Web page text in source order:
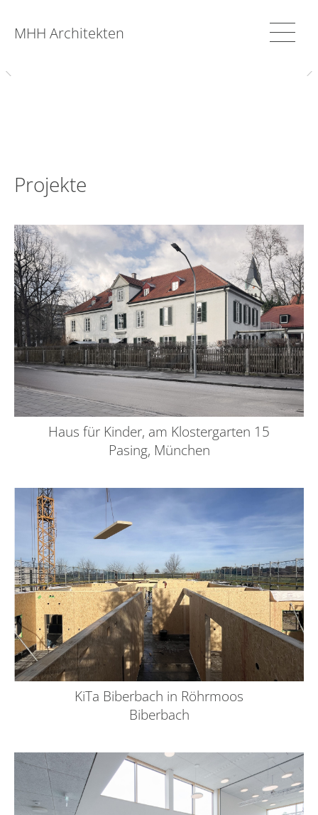
MHH Architekten
Projekte
Haus für Kinder, am Klostergarten 15
Pasing, München
KiTa Biberbach in Röhrmoos
Biberbach